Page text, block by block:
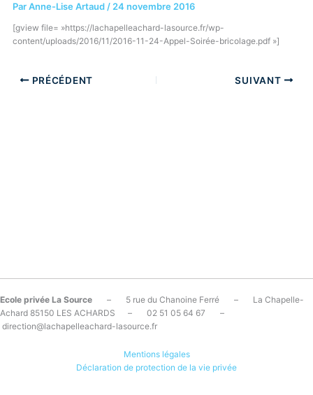
ParAnne-Lise Artaud / 24 novembre 2016
[gview file= »https://lachapelleachard-lasource.fr/wp-
content/uploads/2016/11/2016-11-24-Appel-Soirée-bricolage.pdf »]
PRÉCÉDENT SUIVANT
Ecole privée La Source – 5 rue du Chanoine Ferré – La Chapelle-
Achard 85150 LES ACHARDS – 02 51 05 64 67 –
direction@lachapelleachard-lasource.fr
Mentions légales
Déclaration de protection de la vie privée